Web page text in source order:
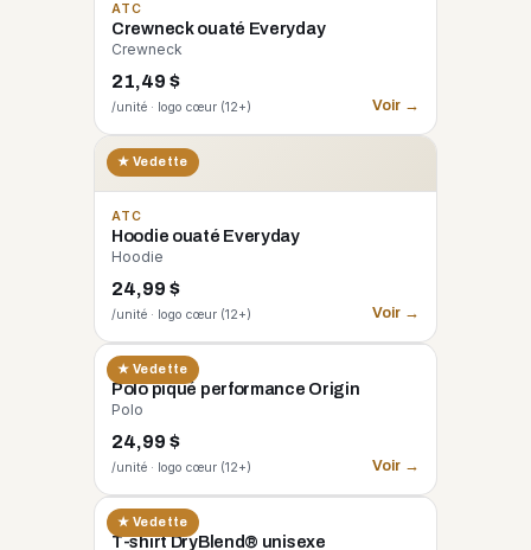
ATC
Crewneck ouaté Everyday
Crewneck
21,49 $
/unité · logo cœur (12+) Voir →
★ Vedette
ATC
Hoodie ouaté Everyday
Hoodie
24,99 $
/unité · logo cœur (12+) Voir →
★ Vedette
CORE 365
Polo piqué performance Origin
Polo
24,99 $
/unité · logo cœur (12+) Voir →
★ Vedette
GILDAN
T-shirt DryBlend® unisexe